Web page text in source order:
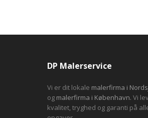
DP Malerservice
Vi er dit lokale malerfirma i
og malerfirma i København. Vi
kvalitet, tryghed og garanti på